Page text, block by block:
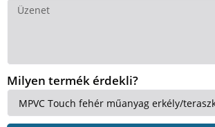
Milyen termék érdekli?